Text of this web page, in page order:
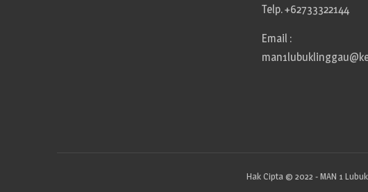
Telp. +62733322144
Email :
Hak Cipta © 2022 - MAN 1